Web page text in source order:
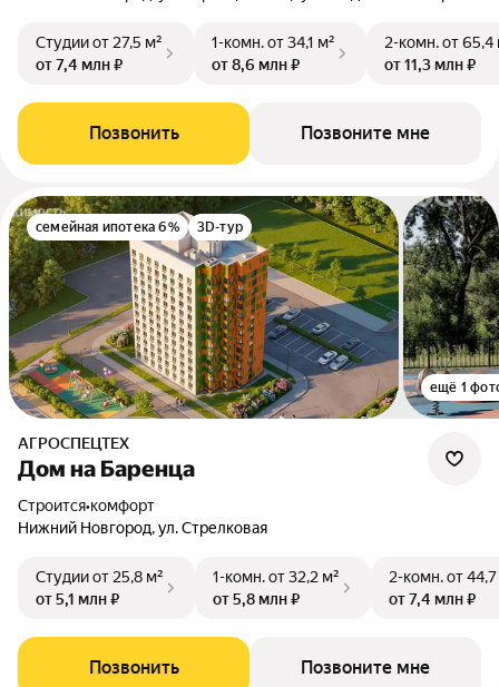
Студииот 27,5 м²
от 7,4 млн ₽
1-комн.от 34,1 м²
от 8,6 млн ₽
2-комн.от 65,4
от 11,3 млн ₽
Позвонить Позвоните мне
семейная ипотека 6% 3D-тур
ещё 1
АГРОСПЕЦТЕХ
Дом на Баренца
Строится•комфорт
Нижний Новгород, ул. Стрелковая
Студииот 25,8 м²
от 5,1 млн ₽
1-комн.от 32,2 м²
от 5,8 млн ₽
2-комн.от
от 7,4 млн ₽
Позвонить Позвоните мне